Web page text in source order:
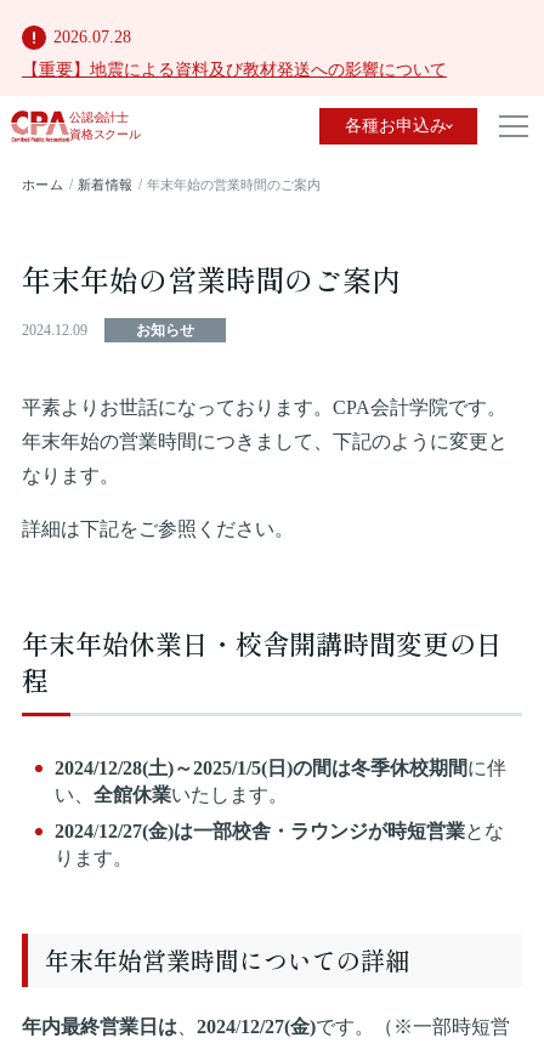
2026.07.28
【重要】地震による資料及び教材発送への影響について
公認会計士
資格スクール
各種お申込み
ホーム 新着情報 年末年始の営業時間のご案内
年末年始の営業時間のご案内
2024.12.09 お知らせ
平素よりお世話になっております。CPA会計学院です。
年末年始の営業時間につきまして、下記のように変更と
なります。
詳細は下記をご参照ください。
年末年始休業日・校舎開講時間変更の日
程
2024/12/28(土)～2025/1/5(日)の間は冬季休校期間に伴
い、全館休業いたします。
2024/12/27(金)は一部校舎・ラウンジが時短営業とな
ります。
年末年始営業時間についての詳細
年内最終営業日は 2024/12/27(金)です。（※一部時短営